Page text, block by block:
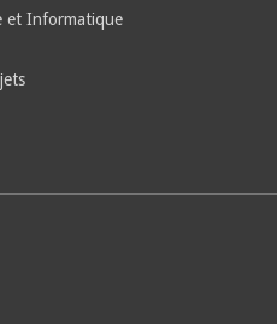
et Informatique